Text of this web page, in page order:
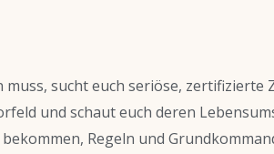
muss, sucht euch seriöse,
und schaut euch deren
Regeln und